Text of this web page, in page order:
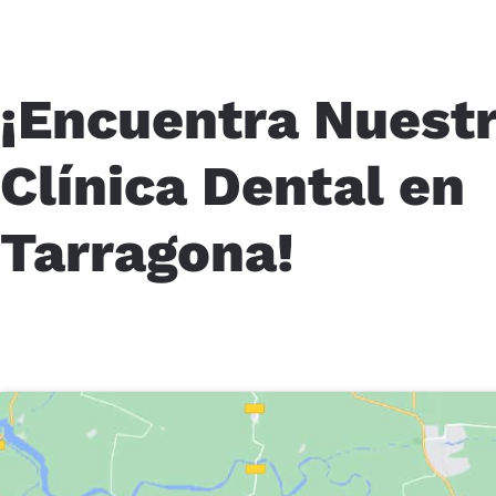
¡Encuentra
Clínica Dental en
Tarragona!